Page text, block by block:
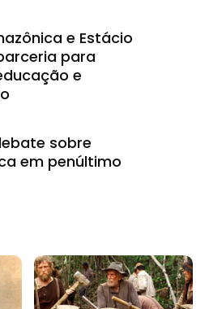
e Estácio
para
e
sobre
em penúltimo